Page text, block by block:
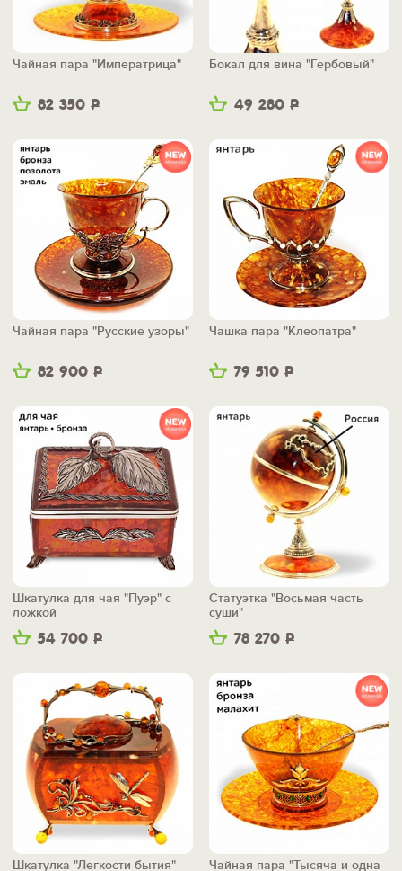
82 350 Р
Чайная пара "Императрица"
49 280 Р
Бокал для вина "Гербовый"
82 900 Р
Чайная пара "Русские узоры"
79 510 Р
Чашка пара "Клеопатра"
54 700 Р
Шкатулка для чая "Пуэр" с
ложкой
78 270 Р
Статуэтка "Восьмая часть
суши"
Шкатулка "Легкости бытия" Чайная пара "Тысяча и одна